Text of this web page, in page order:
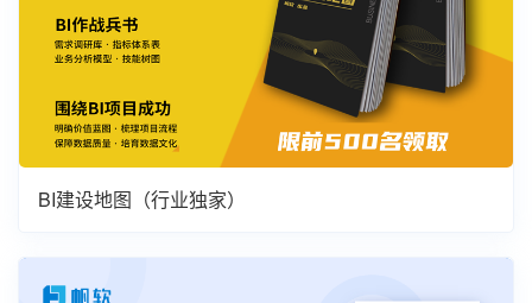
BI建设地图（行业独家）